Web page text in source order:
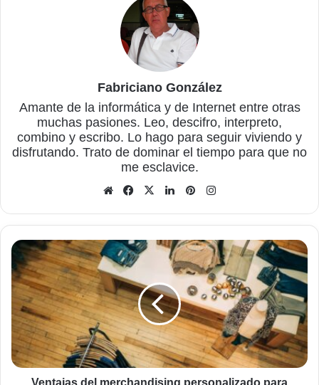
Fabriciano González
Amante de la informática y de Internet entre otras
muchas pasiones. Leo, descifro, interpreto,
combino y escribo. Lo hago para seguir viviendo y
disfrutando. Trato de dominar el tiempo para que no
me esclavice.
Sitio
Facebook
X LinkedInPinterest
Ventajas
del
merchandising
personalizado
para
empresas
Ventajas del merchandising personalizado para